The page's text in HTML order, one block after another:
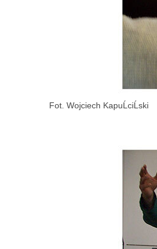
Fot. Wojciech KapuĹciĹski